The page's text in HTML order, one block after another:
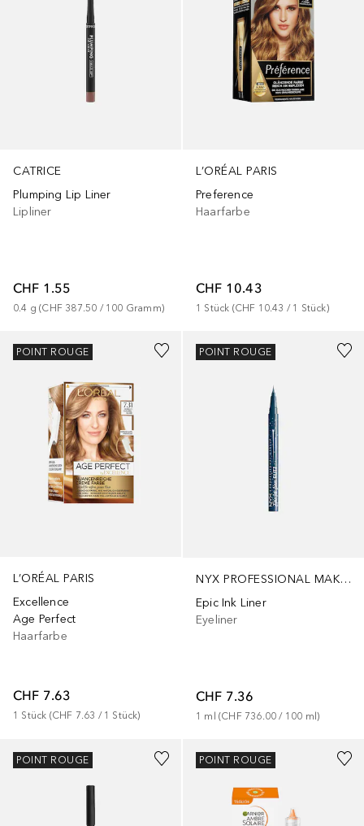
CATRICE
Plumping Lip Liner
Lipliner
CHF 1.55
0.4 g (CHF 387.50 / 100 Gramm)
L’ORÉAL PARIS
Preference
Haarfarbe
CHF 10.43
1 Stück (CHF 10.43 / 1 Stück)
L’ORÉAL PARIS
Excellence
Age Perfect
Haarfarbe
CHF 7.63
1 Stück (CHF 7.63 / 1 Stück)
POINT ROUGE
NYX PROFESSIONAL MAKEUP
Epic Ink Liner
Eyeliner
CHF 7.36
1 ml (CHF 736.00 / 100 ml)
POINT ROUGE
+5
POINT ROUGE
+10
POINT ROUGE